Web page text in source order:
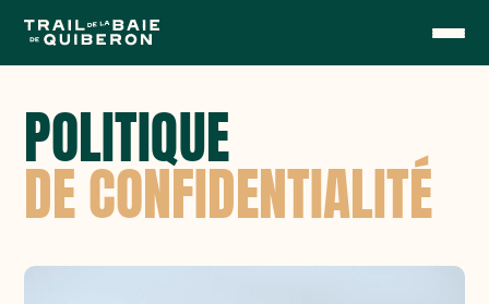
POLITIQUE
DE CONFIDENTIALITÉ